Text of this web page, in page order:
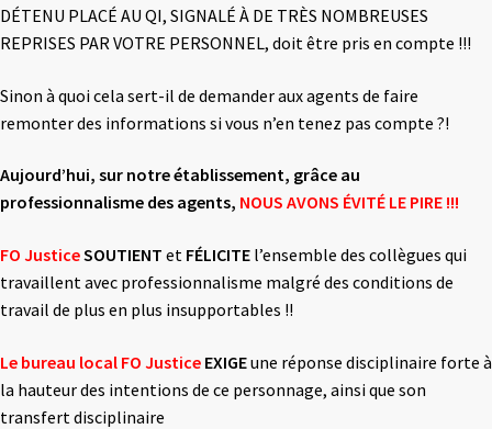
DÉTENU PLACÉ AU QI, SIGNALÉ À DE TRÈS NOMBREUSES
REPRISES PAR VOTRE PERSONNEL, doit être pris en compte !!!
Sinon à quoi cela sert-il de demander aux agents de faire
remonter des informations si vous n’en tenez pas compte ?!
Aujourd’hui, sur notre établissement, grâce au
professionnalisme des agents, NOUS AVONS ÉVITÉ LE PIRE !!!
FO JusticeSOUTIENT et FÉLICITE l’ensemble des collègues qui
travaillent avec professionnalisme malgré des conditions de
travail de plus en plus insupportables !!
Le bureau local FO Justice EXIGEune réponse disciplinaire forte à
la hauteur des intentions de ce personnage, ainsi que son
transfert disciplinaire